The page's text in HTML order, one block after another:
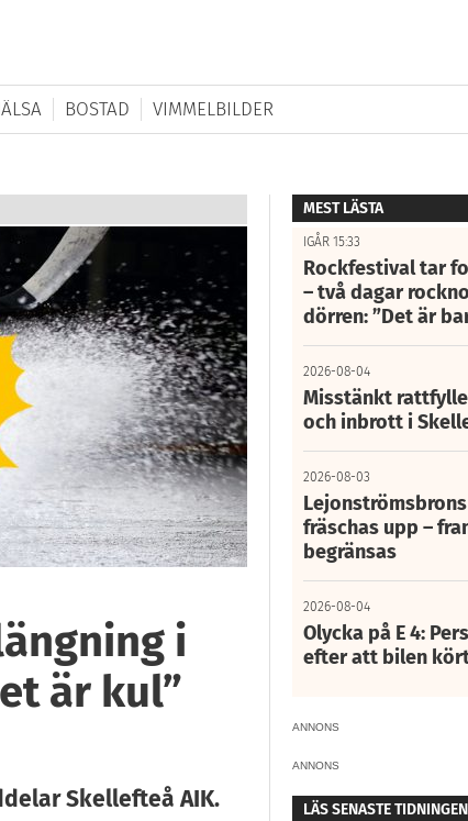
BOSTAD VIMMELBILDER
i
är kul”
Skellefteå AIK.
MEST LÄSTA
IGÅR 15:33
Rockfestival tar
– två dagar
dörren: ”Det är
2026-08-04
Misstänkt
och inbrott i
2026-08-03
fräschas upp –
begränsas
2026-08-04
Olycka på E 4:
efter att bilen
ANNONS
ANNONS
LÄS SENASTE